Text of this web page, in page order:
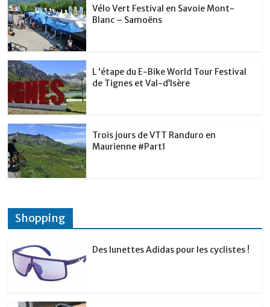
Vélo Vert Festival en Savoie Mont-
Blanc – Samoëns
L ‘étape du E-Bike World Tour Festival
de Tignes et Val-d’Isère
Trois jours de VTT Randuro en
Maurienne #Part1
Shopping
Des lunettes Adidas pour les cyclistes !